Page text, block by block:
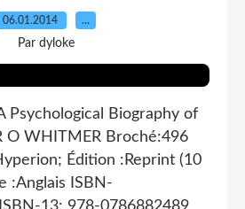
06.01.2014 …
Par dyloke
Psychological Biography of
O WHITMER Broché:496
Édition :Reprint (10
:Anglais ISBN-